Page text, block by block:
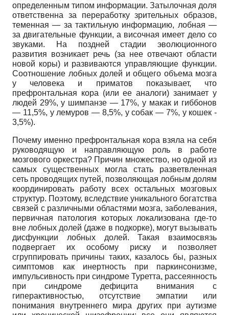
определенным типом информации. Затылочная доля
ответственна за переработку зрительных образов,
теменная — за тактильную информацию, лобная —
за двигательные функции, а височная имеет дело со
звуками. На поздней стадии эволюционного
развития возникает речь (за нее отвечают области
новой коры) и развиваются управляющие функции.
Соотношение лобных долей и общего объема мозга
у человека и приматов показывает, что
префронтальная кора (или ее аналоги) занимает у
людей 29%, у шимпанзе — 17%, у макак и гиббонов
— 11,5%, у лемуров — 8,5%, у собак — 7%, у кошек -
3,5%).
Почему именно префронтальная кора взяла на себя
руководящую и направляющую роль в работе
мозгового оркестра? Причин множество, но одной из
самых существенных могла стать разветвленная
сеть проводящих путей, позволяющая лобным долям
координировать работу всех остальных мозговых
структур. Поэтому, вследствие уникального богатства
связей с различными областями мозга, заболевания,
первичная патология которых локализована где-то
вне лобных долей (даже в подкорке), могут вызывать
дисфункции лобных долей. Такая взаимосвязь
подвергает их особому риску и позволяет
сгруппировать причины таких, казалось бы, разных
симптомов как инертность при паркинсонизме,
импульсивность при синдроме Туретта, рассеянность
при синдроме дефицита внимания с
гиперактивностью, отсутствие эмпатии или
понимания внутреннего мира других при аутизме